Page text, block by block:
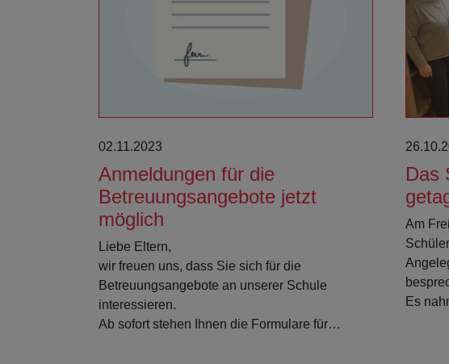
02.11.2023
Anmeldungen für die
Betreuungsangebote jetzt
möglich
Liebe Eltern,
wir freuen uns, dass Sie sich für die
Betreuungsangebote an unserer Schule
interessieren.
Ab sofort stehen Ihnen die Formulare für…
Weiterlesen
Das
Am
Es